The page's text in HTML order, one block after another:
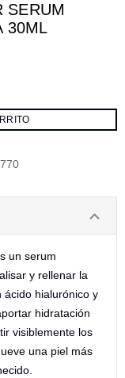
SERUM
30ML
un serum
y rellenar la
ácido hialurónico y
hidratación
visiblemente los
una piel más